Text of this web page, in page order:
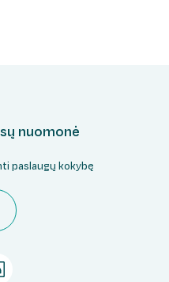
nuomonė
paslaugų kokybę